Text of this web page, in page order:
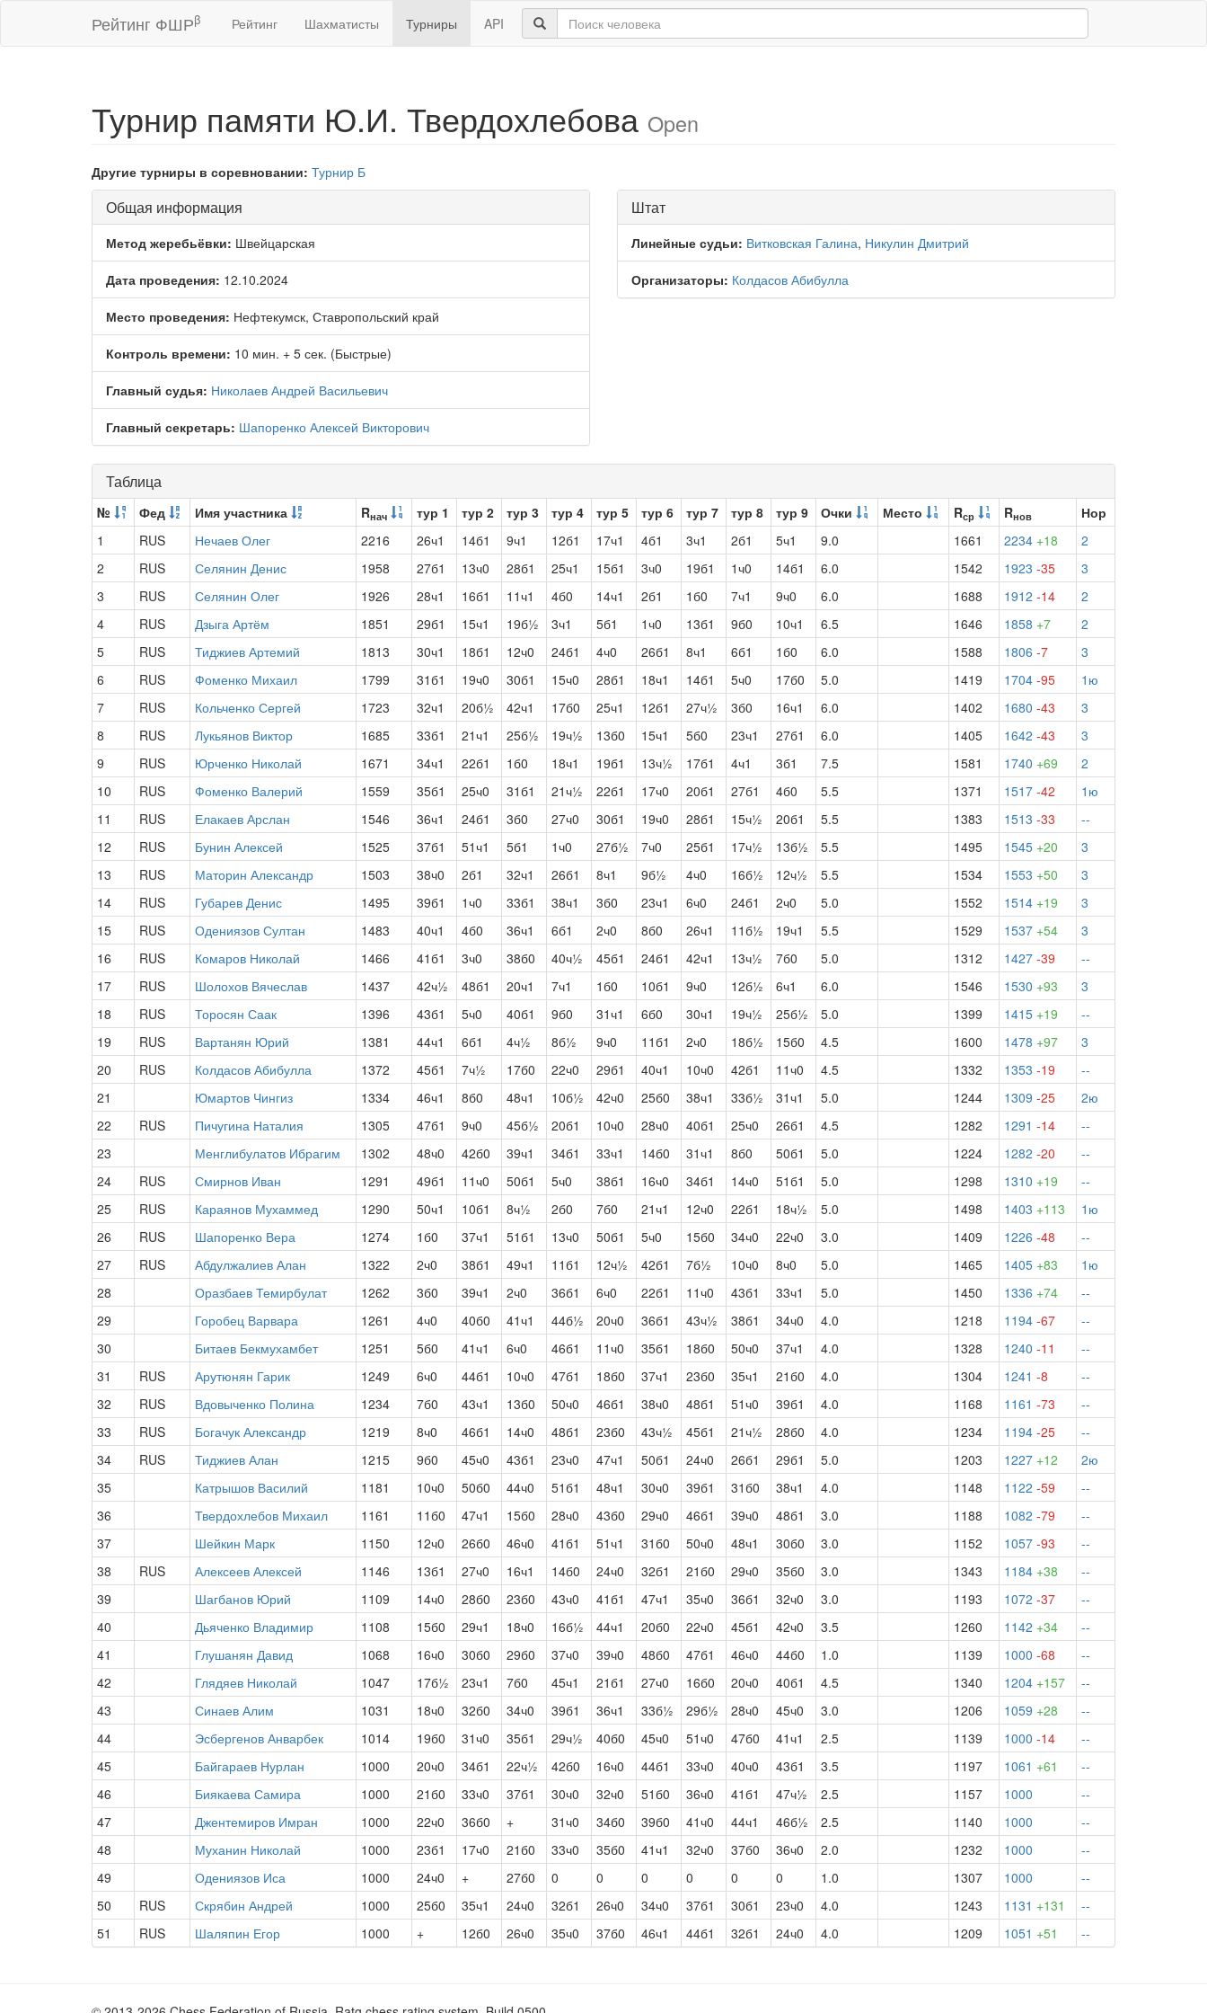
Рейтинг ФШРβ Рейтинг Шахматисты Турниры API
Турнир памяти Ю.И. Твердохлебова Open
Другие турниры в соревновании: Турнир Б
Общая информация
Метод жеребьёвки: Швейцарская
Дата проведения: 12.10.2024
Место проведения: Нефтекумск, Ставропольский край
Контроль времени: 10 мин. + 5 сек. (Быстрые)
Главный судья: Николаев Андрей Васильевич
Главный секретарь: Шапоренко Алексей Викторович
Штат
Линейные судьи: Витковская Галина, Никулин Дмитрий
Организаторы: Колдасов Абибулла
Таблица
№ Фед Имя участника Rнач тур 1 тур 2 тур 3 тур 4 тур 5 тур 6 тур 7 тур 8 тур 9 Очки Место Rср Rнов
Нор
1
RUS Нечаев Олег 2216 26ч1 14б1 9ч1 12б1 17ч1 4б1 3ч1 2б1 5ч1 9.0 1661 2234 +18
2
2
RUS Селянин Денис 1958 27б1 13ч0 28б1 25ч1 15б1 3ч0 19б1 1ч0 14б1 6.0 1542 1923 -35
3
3
RUS Селянин Олег 1926 28ч1 16б1 11ч1 4б0 14ч1 2б1 1б0 7ч1 9ч0 6.0 1688 1912 -14
2
4
RUS Дзыга Артём 1851 29б1 15ч1 19б½ 3ч1 5б1 1ч0 13б1 9б0 10ч1 6.5 1646 1858 +7
2
5
RUS Тиджиев Артемий 1813 30ч1 18б1 12ч0 24б1 4ч0 26б1 8ч1 6б1 1б0 6.0 1588 1806 -7
3
6
RUS Фоменко Михаил 1799 31б1 19ч0 30б1 15ч0 28б1 18ч1 14б1 5ч0 17б0 5.0 1419 1704 -95
1ю
7
RUS Кольченко Сергей 1723 32ч1 20б½ 42ч1 17б0 25ч1 12б1 27ч½ 3б0 16ч1 6.0 1402 1680 -43
3
8
RUS Лукьянов Виктор 1685 33б1 21ч1 25б½ 19ч½ 13б0 15ч1 5б0 23ч1 27б1 6.0 1405 1642 -43
3
9
RUS Юрченко Николай 1671 34ч1 22б1 1б0 18ч1 19б1 13ч½ 17б1 4ч1 3б1 7.5 1581 1740 +69
2
10
RUS Фоменко Валерий 1559 35б1 25ч0 31б1 21ч½ 22б1 17ч0 20б1 27б1 4б0 5.5 1371 1517 -42
1ю
11
RUS Елакаев Арслан 1546 36ч1 24б1 3б0 27ч0 30б1 19ч0 28б1 15ч½ 20б1 5.5 1383 1513 -33
--
12
RUS Бунин Алексей 1525 37б1 51ч1 5б1 1ч0 27б½ 7ч0 25б1 17ч½ 13б½ 5.5 1495 1545 +20
3
13
RUS Маторин Александр 1503 38ч0 2б1 32ч1 26б1 8ч1 9б½ 4ч0 16б½ 12ч½ 5.5 1534 1553 +50
3
14
RUS Губарев Денис 1495 39б1 1ч0 33б1 38ч1 3б0 23ч1 6ч0 24б1 2ч0 5.0 1552 1514 +19
3
15
RUS Одениязов Султан 1483 40ч1 4б0 36ч1 6б1 2ч0 8б0 26ч1 11б½ 19ч1 5.5 1529 1537 +54
3
16
RUS Комаров Николай 1466 41б1 3ч0 38б0 40ч½ 45б1 24б1 42ч1 13ч½ 7б0 5.0 1312 1427 -39
--
17
RUS Шолохов Вячеслав 1437 42ч½ 48б1 20ч1 7ч1 1б0 10б1 9ч0 12б½ 6ч1 6.0 1546 1530 +93
3
18
RUS Торосян Саак 1396 43б1 5ч0 40б1 9б0 31ч1 6б0 30ч1 19ч½ 25б½ 5.0 1399 1415 +19
--
19
RUS Вартанян Юрий 1381 44ч1 6б1 4ч½ 8б½ 9ч0 11б1 2ч0 18б½ 15б0 4.5 1600 1478 +97
3
20
RUS Колдасов Абибулла 1372 45б1 7ч½ 17б0 22ч0 29б1 40ч1 10ч0 42б1 11ч0 4.5 1332 1353 -19
--
21
Юмартов Чингиз 1334 46ч1 8б0 48ч1 10б½ 42ч0 25б0 38ч1 33б½ 31ч1 5.0 1244 1309 -25
2ю
22
RUS Пичугина Наталия 1305 47б1 9ч0 45б½ 20б1 10ч0 28ч0 40б1 25ч0 26б1 4.5 1282 1291 -14
--
23
Менглибулатов Ибрагим 1302 48ч0 42б0 39ч1 34б1 33ч1 14б0 31ч1 8б0 50б1 5.0 1224 1282 -20
--
24
RUS Смирнов Иван 1291 49б1 11ч0 50б1 5ч0 38б1 16ч0 34б1 14ч0 51б1 5.0 1298 1310 +19
--
25
RUS Караянов Мухаммед 1290 50ч1 10б1 8ч½ 2б0 7б0 21ч1 12ч0 22б1 18ч½ 5.0 1498 1403 +113
1ю
26
RUS Шапоренко Вера 1274 1б0 37ч1 51б1 13ч0 50б1 5ч0 15б0 34ч0 22ч0 3.0 1409 1226 -48
--
27
RUS Абдулжалиев Алан 1322 2ч0 38б1 49ч1 11б1 12ч½ 42б1 7б½ 10ч0 8ч0 5.0 1465 1405 +83
1ю
28
Оразбаев Темирбулат 1262 3б0 39ч1 2ч0 36б1 6ч0 22б1 11ч0 43б1 33ч1 5.0 1450 1336 +74
--
29
Горобец Варвара 1261 4ч0 40б0 41ч1 44б½ 20ч0 36б1 43ч½ 38б1 34ч0 4.0 1218 1194 -67
--
30
Битаев Бекмухамбет 1251 5б0 41ч1 6ч0 46б1 11ч0 35б1 18б0 50ч0 37ч1 4.0 1328 1240 -11
--
31
RUS Арутюнян Гарик 1249 6ч0 44б1 10ч0 47б1 18б0 37ч1 23б0 35ч1 21б0 4.0 1304 1241 -8
--
32
RUS Вдовыченко Полина 1234 7б0 43ч1 13б0 50ч0 46б1 38ч0 48б1 51ч0 39б1 4.0 1168 1161 -73
--
33
RUS Богачук Александр 1219 8ч0 46б1 14ч0 48б1 23б0 43ч½ 45б1 21ч½ 28б0 4.0 1234 1194 -25
--
34
RUS Тиджиев Алан 1215 9б0 45ч0 43б1 23ч0 47ч1 50б1 24ч0 26б1 29б1 5.0 1203 1227 +12
2ю
35
Катрышов Василий 1181 10ч0 50б0 44ч0 51б1 48ч1 30ч0 39б1 31б0 38ч1 4.0 1148 1122 -59
--
36
Твердохлебов Михаил 1161 11б0 47ч1 15б0 28ч0 43б0 29ч0 46б1 39ч0 48б1 3.0 1188 1082 -79
--
37
Шейкин Марк 1150 12ч0 26б0 46ч0 41б1 51ч1 31б0 50ч0 48ч1 30б0 3.0 1152 1057 -93
--
38
RUS Алексеев Алексей 1146 13б1 27ч0 16ч1 14б0 24ч0 32б1 21б0 29ч0 35б0 3.0 1343 1184 +38
--
39
Шагбанов Юрий 1109 14ч0 28б0 23б0 43ч0 41б1 47ч1 35ч0 36б1 32ч0 3.0 1193 1072 -37
--
40
Дьяченко Владимир 1108 15б0 29ч1 18ч0 16б½ 44ч1 20б0 22ч0 45б1 42ч0 3.5 1260 1142 +34
--
41
Глушанян Давид 1068 16ч0 30б0 29б0 37ч0 39ч0 48б0 47б1 46ч0 44б0 1.0 1139 1000 -68
--
42
Глядяев Николай 1047 17б½ 23ч1 7б0 45ч1 21б1 27ч0 16б0 20ч0 40б1 4.5 1340 1204 +157
--
43
Синаев Алим 1031 18ч0 32б0 34ч0 39б1 36ч1 33б½ 29б½ 28ч0 45ч0 3.0 1206 1059 +28
--
44
Эсбергенов Анварбек 1014 19б0 31ч0 35б1 29ч½ 40б0 45ч0 51ч0 47б0 41ч1 2.5 1139 1000 -14
--
45
Байгараев Нурлан 1000 20ч0 34б1 22ч½ 42б0 16ч0 44б1 33ч0 40ч0 43б1 3.5 1197 1061 +61
--
46
Биякаева Самира 1000 21б0 33ч0 37б1 30ч0 32ч0 51б0 36ч0 41б1 47ч½ 2.5 1157 1000
--
47
Джентемиров Имран 1000 22ч0 36б0 + 31ч0 34б0 39б0 41ч0 44ч1 46б½ 2.5 1140 1000
--
48
Муханин Николай 1000 23б1 17ч0 21б0 33ч0 35б0 41ч1 32ч0 37б0 36ч0 2.0 1232 1000
--
49
Одениязов Иса 1000 24ч0 + 27б0 0 0 0 0 0 0 1.0 1307 1000
--
50
RUS Скрябин Андрей 1000 25б0 35ч1 24ч0 32б1 26ч0 34ч0 37б1 30б1 23ч0 4.0 1243 1131 +131
--
51
RUS Шаляпин Егор 1000 + 12б0 26ч0 35ч0 37б0 46ч1 44б1 32б1 24ч0 4.0 1209 1051 +51 --